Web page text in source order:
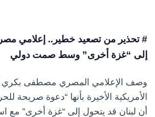
# تحذير من تصعيد خطير.. إعلامي
إلى “غزة أخرى” وسط صمت دولي
وصف الإعلامي المصري مصطفى بكري
الأمريكية الأخيرة بأنها “دعوة صريحة
أن لبنان قد يتحول إلى “غزة أخرى” مع